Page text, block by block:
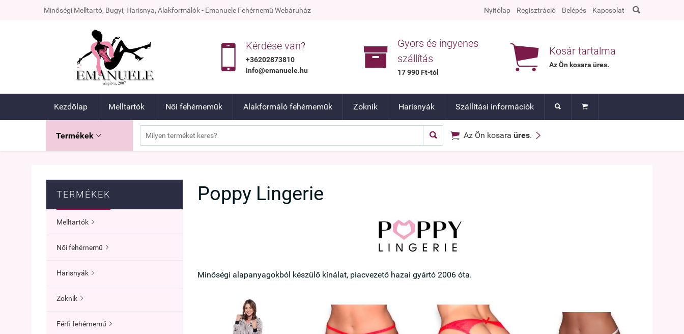
Minőségi Melltartó, Bugyi, Harisnya, Alakformálók - Emanuele Fehérnemű Webáruház Nyitólap Regisztráció Belépés Kapcsolat 
 Kérdése van?
+36202873810
info@emanuele.hu

Gyors és ingyenes
szállítás
17 990 Ft-tól  Kosár tartalma
Az Ön kosaraüres.
Kezdőlap Melltartók Női fehérneműk Alakformáló fehérneműk Zoknik Harisnyák Szállítási információk  
Termékek    Az Ön kosara üres. 
TERMÉKEK
Melltartók 
Női fehérnemű 
Harisnyák 
Zoknik 
Férfi fehérnemű 
Poppy Lingerie
Minőségi alapanyagokból készülő kínálat, piacvezető hazai gyártó 2006 óta.